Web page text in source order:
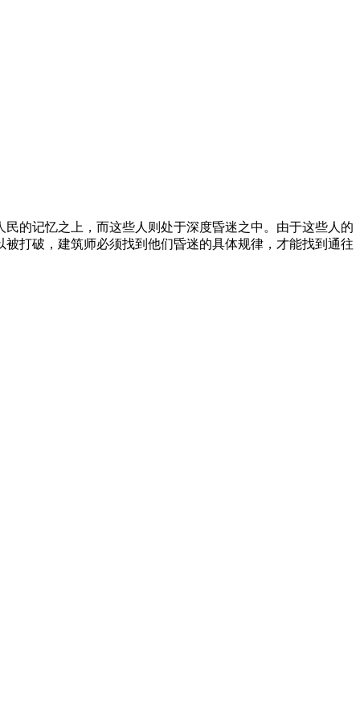
的记忆之上，而这些人则处于深度昏迷之中。由于这些人的
打破，建筑师必须找到他们昏迷的具体规律，才能找到通往